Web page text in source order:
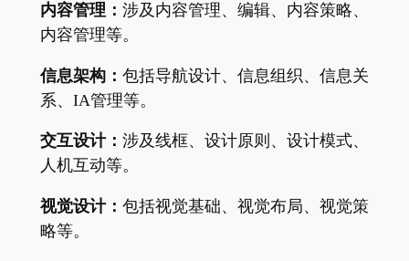
内容管理： 涉及内容管理、编辑、内容策略、
内容管理等。
信息架构： 包括导航设计、信息组织、信息关
系、IA管理等。
交互设计： 涉及线框、设计原则、设计模式、
人机互动等。
视觉设计： 包括视觉基础、视觉布局、视觉策
略等。